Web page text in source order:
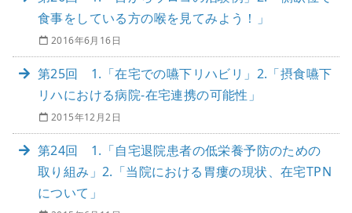
食事をしている方の喉を見てみよう！」
2016年6月16日
第25回 1.「在宅での嚥下リハビリ」2.「摂食嚥下
リハにおける病院-在宅連携の可能性」
2015年12月2日
第24回 1.「自宅退院患者の低栄養予防のための
取り組み」2.「当院における胃瘻の現状、在宅TPN
について」